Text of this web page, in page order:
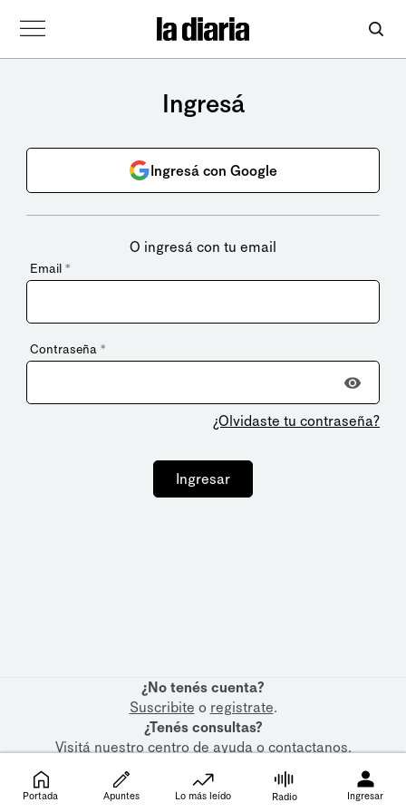
Ingresá
Ingresá con Google
O ingresá con tu email
Email *
Contraseña *
¿Olvidaste tu contraseña?
Ingresar
¿No tenés cuenta?
Suscribite o registrate.
¿Tenés consultas?
Visitá nuestrocentro de ayudaocontactanos.
Portada Apuntes Lo más leído Radio Ingresar